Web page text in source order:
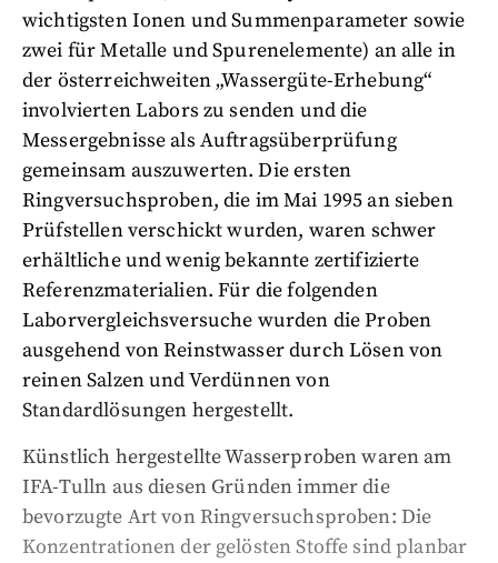
wichtigsten Ionen und Summenparameter sowie
zwei für Metalle und Spurenelemente) an alle in
der österreichweiten „Wassergüte-Erhebung“
involvierten Labors zu senden und die
Messergebnisse als Auftragsüberprüfung
gemeinsam auszuwerten. Die ersten
Ringversuchsproben, die im Mai 1995 an sieben
Prüfstellen verschickt wurden, waren schwer
erhältliche und wenig bekannte zertifizierte
Referenzmaterialien. Für die folgenden
Laborvergleichsversuche wurden die Proben
ausgehend von Reinstwasser durch Lösen von
reinen Salzen und Verdünnen von
Standardlösungen hergestellt.
Künstlich hergestellte Wasserproben waren am
IFA-Tulln aus diesen Gründen immer die
bevorzugte Art von Ringversuchsproben: Die
Konzentrationen der gelösten Stoffe sind planbar